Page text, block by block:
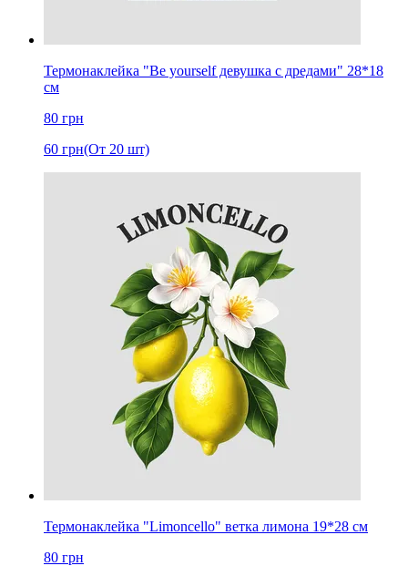
Термонаклейка "Be yourself девушка с дредами" 28*18
см
80 грн
60 грн(От 20 шт)
Термонаклейка "Limoncello" ветка лимона 19*28 см
80 грн